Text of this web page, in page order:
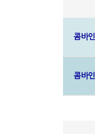
콤바인
콤바인